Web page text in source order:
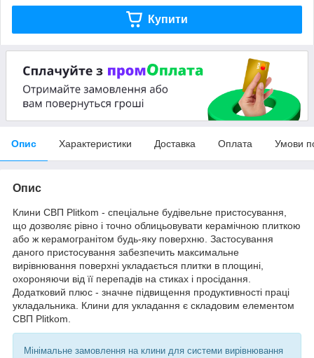
Купити
Опис Характеристики Доставка Оплата Умови
Опис
Клини СВП Plitkom - спеціальне будівельне пристосування,
що дозволяє рівно і точно облицьовувати керамічною плиткою
або ж керамогранітом будь-яку поверхню. Застосування
даного пристосування забезпечить максимальне
вирівнювання поверхні укладається плитки в площині,
охороняючи від її перепадів на стиках і просідання.
Додатковий плюс - значне підвищення продуктивності праці
укладальника. Клини для укладання є складовим елементом
СВП Plitkom.
Мінімальне замовлення на клини для системи вирівнювання